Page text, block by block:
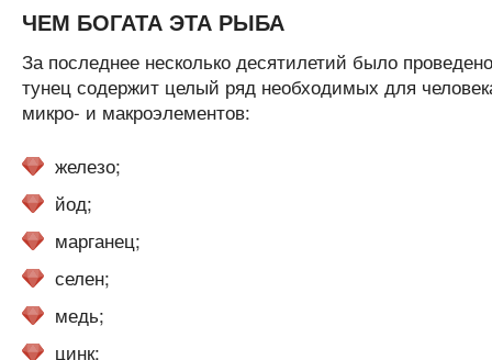
ЧЕМ БОГАТА ЭТА РЫБА
За последнее несколько десятилетий было
тунец содержит целый ряд необходимых для
микро- и макроэлементов:
железо;
йод;
марганец;
селен;
медь;
цинк;